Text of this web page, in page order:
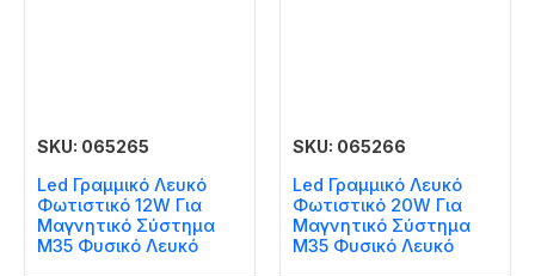
SKU: 065265
Led Γραμμικό Λευκό
Φωτιστικό 12W Για
Μαγνητικό Σύστημα
Μ35 Φυσικό Λευκό
SKU: 065266
Led Γραμμικό Λευκό
Φωτιστικό 20W Για
Μαγνητικό Σύστημα
Μ35 Φυσικό Λευκό